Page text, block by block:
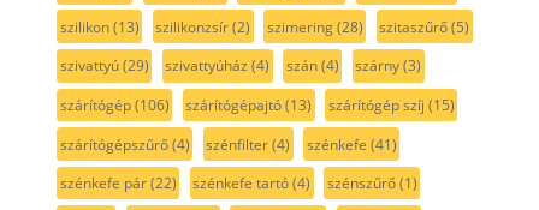
szilikon(13) szilikonzsír(2) szimering(28) szitaszűrő(5)
szivattyú(29) szivattyúház (4) szán(4) szárny(3)
szárítógép(106) szárítógépajtó(13) szárítógép szíj (15)
szárítógépszűrő(4) szénfilter(4) szénkefe (41)
szénkefe pár(22) szénkefe tartó(4) szénszűrő(1)